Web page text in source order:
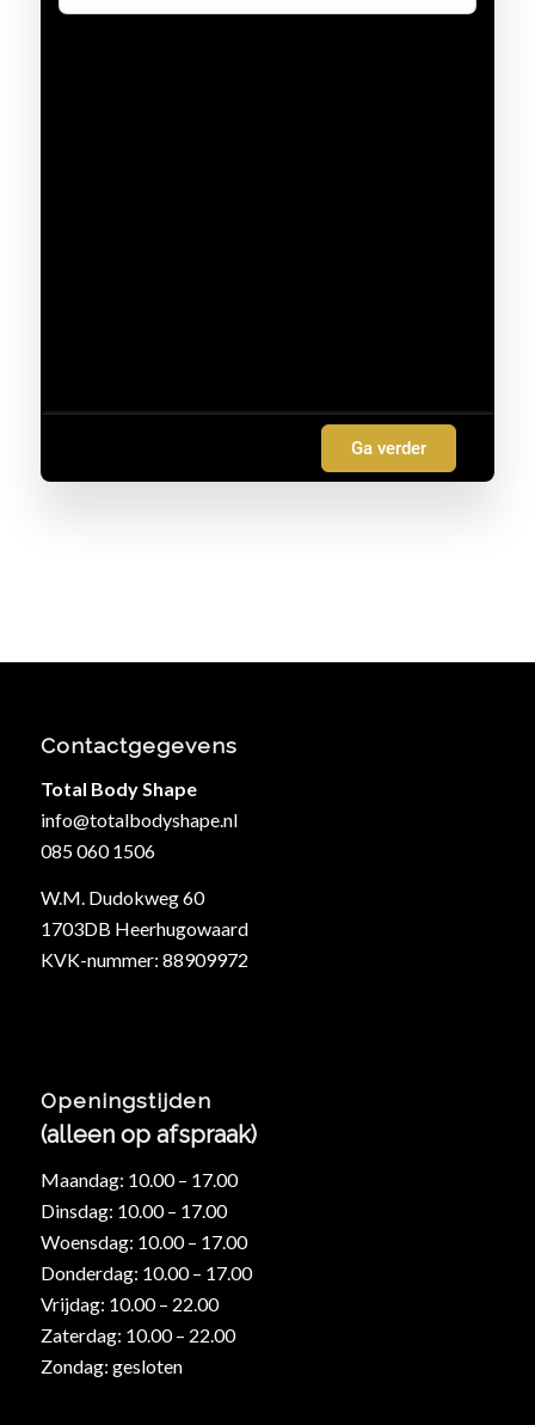
Ga verder
Contactgegevens
Total Body Shape
info@totalbodyshape.nl
085 060 1506
W.M. Dudokweg 60
1703DB Heerhugowaard
KVK-nummer: 88909972
Openingstijden
(alleen op afspraak)
Maandag: 10.00 – 17.00
Dinsdag: 10.00 – 17.00
Woensdag: 10.00 – 17.00
Donderdag: 10.00 – 17.00
Vrijdag: 10.00 – 22.00
Zaterdag: 10.00 – 22.00
Zondag: gesloten